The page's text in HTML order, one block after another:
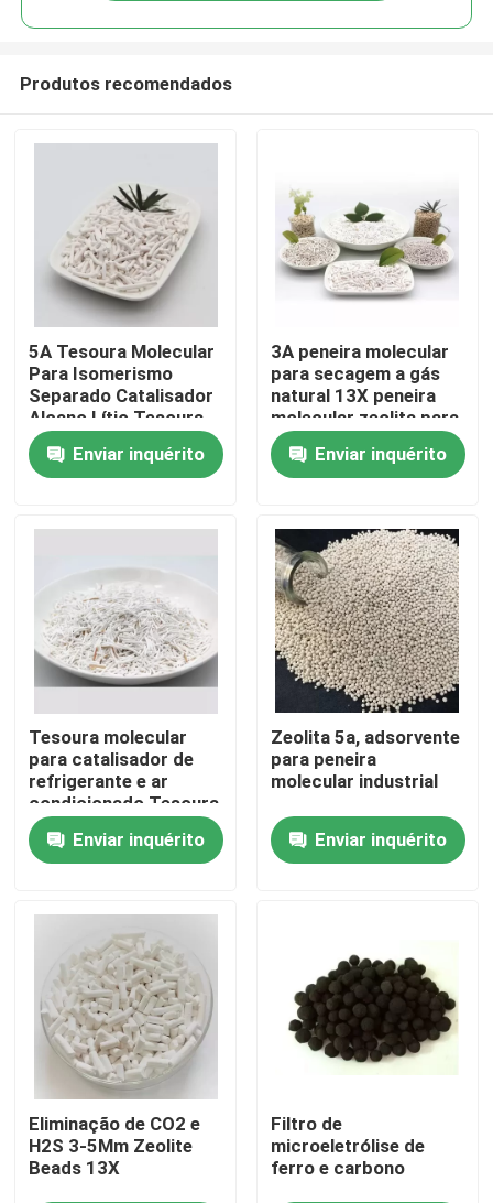
Para casa
Produtos
Sobre nós
Visita à fábrica
Controle de qualidade
Contacte-nos
Solicite um orçamento
Sítio Molecular PSA
Produtos recomendados
5A Tesoura Molecular
Para Isomerismo
Separado Catalisador
Alcano Lítio Tesoura
Molecular Oxigênio
Mcm 22 Zeolita
Enviar inquérito
3A peneira molecular
para secagem a gás
natural 13X peneira
molecular zeolita para
concentrador de
oxigênioEnviar inquérito
Tesoura molecular
para catalisador de
refrigerante e ar
condicionado Tesoura
molecular 5A
Enviar inquérito
Zeolita 5a, adsorvente
para peneira
molecular industrial
Enviar inquérito
Eliminação de CO2 e
H2S 3-5Mm Zeolite
Beads 13X
Filtro de
microeletrólise de
ferro e carbono